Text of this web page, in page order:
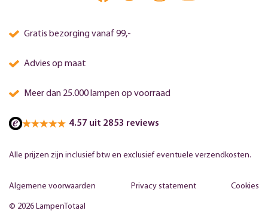
Gratis bezorging vanaf 99,-
Advies op maat
Meer dan 25.000 lampen op voorraad
4.57 uit 2853 reviews
Alle prijzen zijn inclusief btw en exclusief eventuele verzendkosten.
© 2026 LampenTotaal
Algemene voorwaarden Privacy statement Cookies